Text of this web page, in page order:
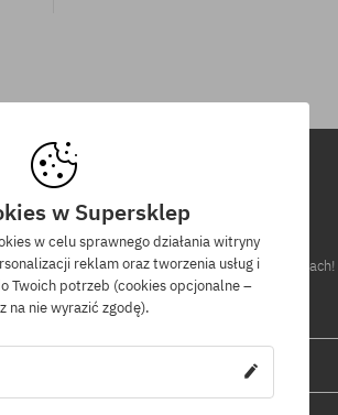
się jako pierwszy o nowościach i promocjach!
rabatowy -5% na całe zamówienie!
WYŚLIJ
w Supersklep
w celu sprawnego działania witryny
reklam oraz tworzenia usług i
Twoich potrzeb (cookies opcjonalne –
na nie wyrazić zgodę).